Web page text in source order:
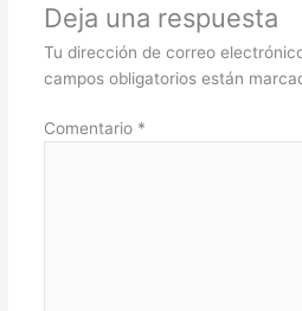
Deja una respuesta
Tu dirección de correo
campos obligatorios están
Comentario *